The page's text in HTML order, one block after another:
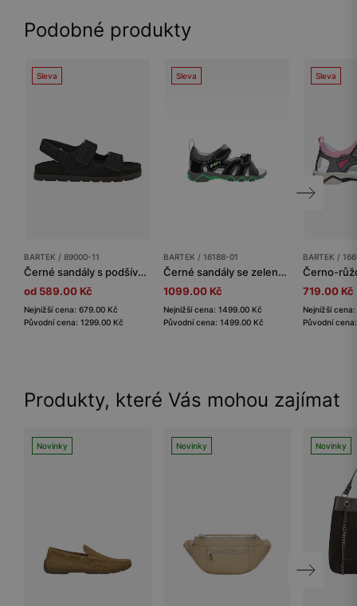
Podobné produkty
Sleva
BARTEK / 89000-11
Černé sandály s podšívkou z mikrovlákna BARTEK 89000-11
od 589.00 Kč
Nejnižší cena: 679.00 Kč
Původní cena: 1299.00 Kč
Sleva
BARTEK / 16188-01
Černé sandály se zelenými prvky BARTEK 16188-01
1099.00 Kč
Nejnižší cena: 1499.00 Kč
Původní cena: 1499.00 Kč
Sleva
BARTEK /
719.00 Kč
Nejnižší
Původní
Produkty, které Vás mohou zajímat
Novinky Novinky Novinky